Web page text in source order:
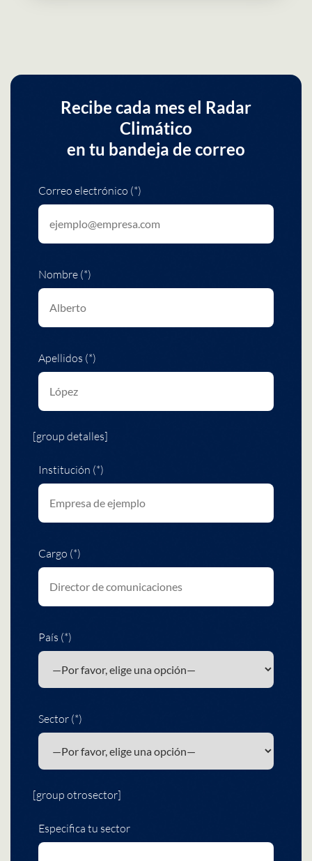
Recibe cada mes el Radar
Climático
en tu bandeja de correo
Correo electrónico (*)
Nombre (*)
Apellidos (*)
[group detalles]
Institución (*)
Cargo (*)
País (*)
Sector (*)
[group otrosector]
Especifica tu sector